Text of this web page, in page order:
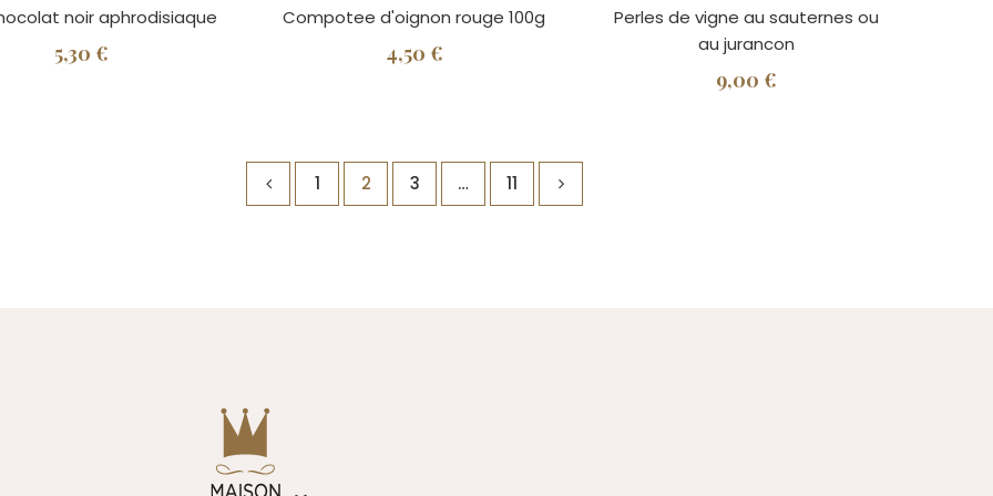
noir aphrodisiaque
5,30 €
Compotee d'oignon rouge 100g
4,50 €
Perles de vigne au sauternes ou
au jurancon
9,00 €
1 2 3 … 11